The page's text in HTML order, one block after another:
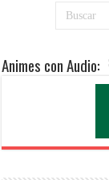
Animes con Audio: